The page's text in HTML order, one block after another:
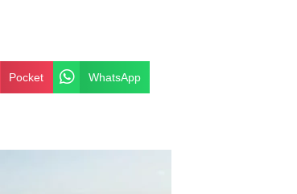
Pocket WhatsApp